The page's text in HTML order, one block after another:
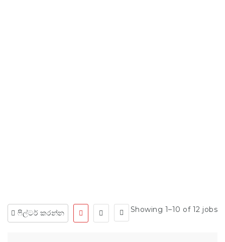
ෆිල්ටර් කරන්න Showing 1–10 of 12 jobs